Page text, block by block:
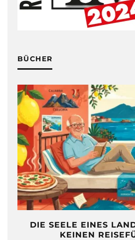
BÜCHER
DIE SEELE EINES
KEINEN